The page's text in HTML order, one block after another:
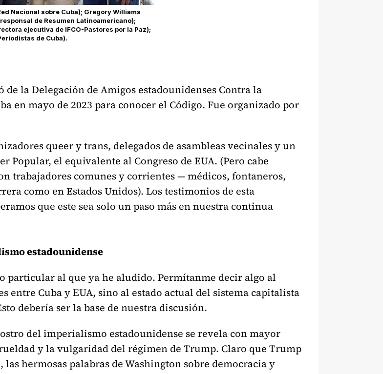
Nacional sobre Cuba); Gregory Williams
de Resumen Latinoamericano);
ejecutiva de IFCO-Pastores por la Paz);
de Cuba).
la Delegación de Amigos estadounidenses Contra la
en mayo de 2023 para conocer el Código. Fue organizado por
queer y trans, delegados de asambleas vecinales y un
Popular, el equivalente al Congreso de EUA. (Pero cabe
trabajadores comunes y corrientes — médicos, fontaneros,
como en Estados Unidos). Los testimonios de esta
que este sea solo un paso más en nuestra continua
estadounidense
al que ya he aludido. Permítanme decir algo al
entre Cuba y EUA, sino al estado actual del sistema capitalista
debería ser la base de nuestra discusión.
del imperialismo estadounidense se revela con mayor
y la vulgaridad del régimen de Trump. Claro que Trump
hermosas palabras de Washington sobre democracia y